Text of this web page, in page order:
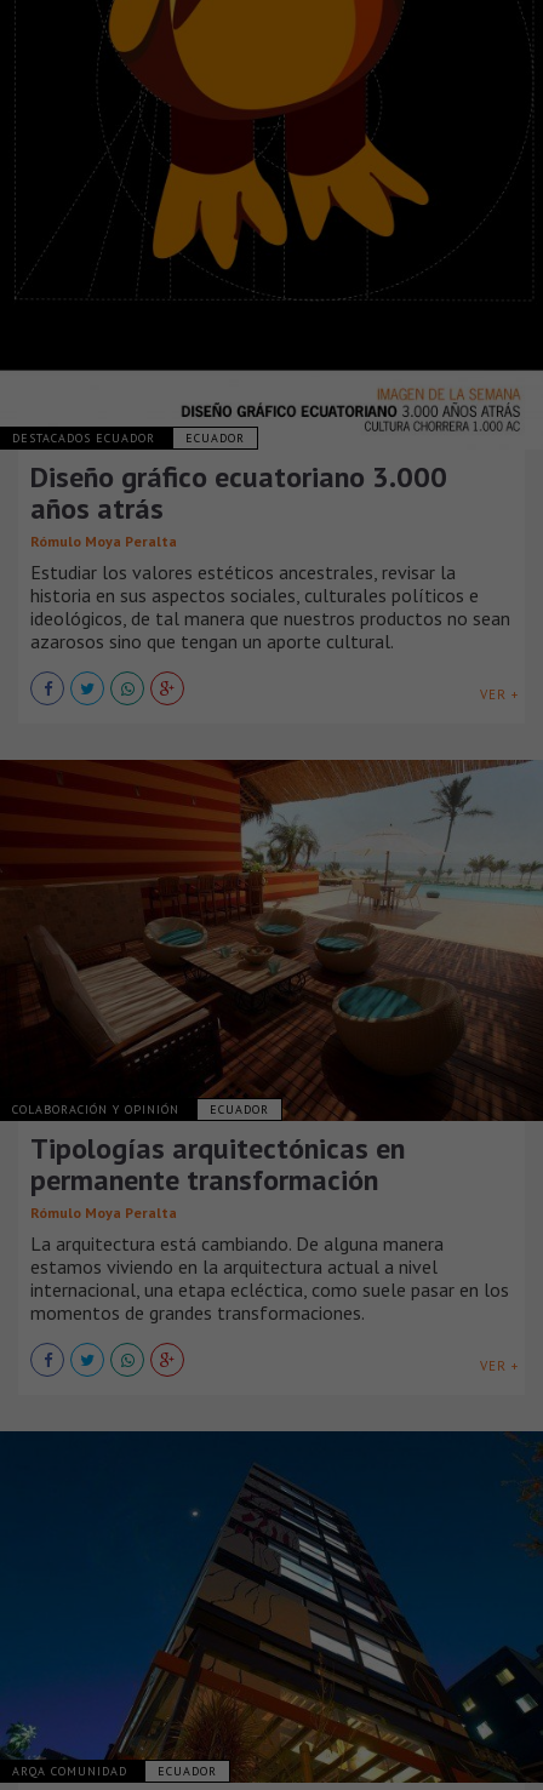
DESTACADOS ECUADOR ECUADOR
Diseño gráfico ecuatoriano 3.000
años atrás
Rómulo Moya Peralta
Estudiar los valores estéticos ancestrales, revisar la
historia en sus aspectos sociales, culturales políticos e
ideológicos, de tal manera que nuestros productos no sean
azarosos sino que tengan un aporte cultural.
VER +
COLABORACIÓN Y OPINIÓN ECUADOR
Tipologías arquitectónicas en
permanente transformación
Rómulo Moya Peralta
La arquitectura está cambiando. De alguna manera
estamos viviendo en la arquitectura actual a nivel
internacional, una etapa ecléctica, como suele pasar en los
momentos de grandes transformaciones.
VER +
ARQA COMUNIDAD ECUADOR